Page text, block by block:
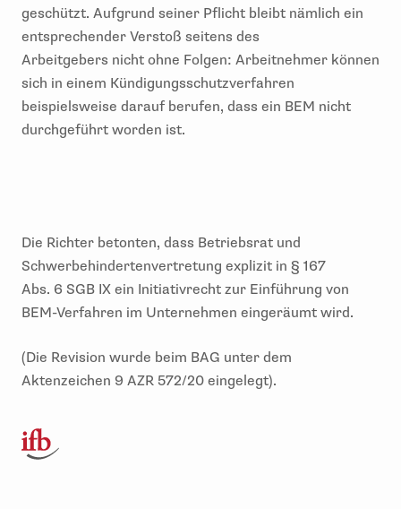
geschützt. Aufgrund seiner Pflicht bleibt nämlich ein
entsprechender Verstoß seitens des
Arbeitgebers nicht ohne Folgen: Arbeitnehmer können
sich in einem Kündigungsschutzverfahren
beispielsweise darauf berufen, dass ein BEM nicht
durchgeführt worden ist.
Die Richter betonten, dass Betriebsrat und
Schwerbehindertenvertretung explizit in § 167
Abs. 6 SGB IX ein Initiativrecht zur Einführung von
BEM-Verfahren im Unternehmen eingeräumt wird.
(Die Revision wurde beim BAG unter dem
Aktenzeichen 9 AZR 572/20 eingelegt).